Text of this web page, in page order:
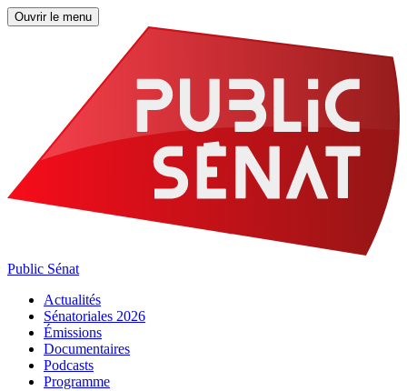
Ouvrir le menu
Public Sénat
Actualités
Sénatoriales 2026
Émissions
Documentaires
Podcasts
Programme